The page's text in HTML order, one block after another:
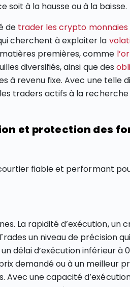
soit à la hausse ou à la baisse.
de trader les crypto monnaies
cherchent à exploiter la
premières, comme l’or
diversifiés, ainsi que des
à revenu fixe. Avec une telle
traders actifs à la
et protection des
fiable et performant
La rapidité d’exécution, un
un niveau de précision
délai d’exécution inférieur à
demandé ou à un meilleur
une capacité d’exécution